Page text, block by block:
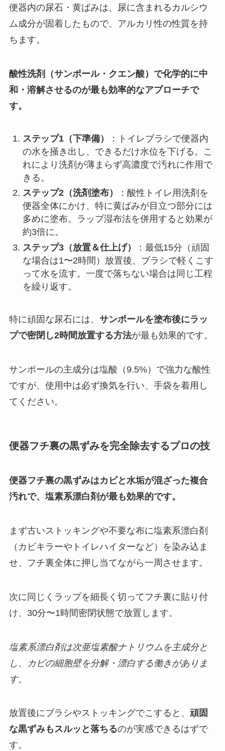
便器内の尿石・黄ばみは、尿に含まれるカルシウ
ム成分が固着したもので、アルカリ性の性質を持
ちます。
酸性洗剤（サンポール・クエン酸）で化学的に中
和・溶解させるのが最も効率的なアプローチで
す。
ステップ1（下準備）
：トイレブラシで便器内
の水を掻き出し、できるだけ水位を下げる。こ
れにより洗剤が薄まらず高濃度で汚れに作用で
きる。
ステップ2（洗剤塗布）
：酸性トイレ用洗剤を
便器全体にかけ、特に黄ばみが目立つ部分には
多めに塗布。ラップ湿布法を併用すると効果が
約3倍に。
ステップ3（放置＆仕上げ）
：最低15分（頑固
な場合は1〜2時間）放置後、ブラシで軽くこす
って水を流す。一度で落ちない場合は同じ工程
を繰り返す。
特に頑固な尿石には、 サンポールを塗布後にラッ
プで密閉し2時間放置する方法が最も効果的です。
サンポールの主成分は塩酸（9.5%）で強力な酸性
ですが、使用中は必ず換気を行い、手袋を着用し
てください。
便器フチ裏の黒ずみを完全除去するプロの技
便器フチ裏の黒ずみはカビと水垢が混ざった複合
汚れで、塩素系漂白剤が最も効果的です。
まず古いストッキングや不要な布に塩素系漂白剤
（カビキラーやトイレハイターなど）を染み込ま
せ、フチ裏全体に押し当てながら一周させます。
次に同じくラップを細長く切ってフチ裏に貼り付
け、30分〜1時間密閉状態で放置します。
塩素系漂白剤は次亜塩素酸ナトリウムを主成分と
し、カビの細胞壁を分解・漂白する働きがありま
す。
放置後にブラシやストッキングでこすると、 頑固
な黒ずみもスルッと落ちるのが実感できるはずで
す。